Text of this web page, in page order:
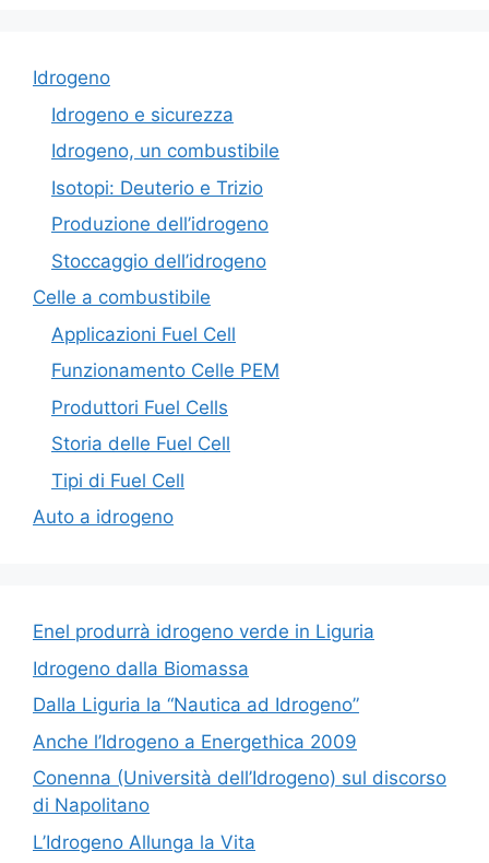
Idrogeno
Idrogeno e sicurezza
Idrogeno, un combustibile
Isotopi: Deuterio e Trizio
Produzione dell’idrogeno
Stoccaggio dell’idrogeno
Celle a combustibile
Applicazioni Fuel Cell
Funzionamento Celle PEM
Produttori Fuel Cells
Storia delle Fuel Cell
Tipi di Fuel Cell
Auto a idrogeno
Enel produrrà idrogeno verde in Liguria
Idrogeno dalla Biomassa
Dalla Liguria la “Nautica ad Idrogeno”
Anche l’Idrogeno a Energethica 2009
Conenna (Università dell’Idrogeno) sul discorso
di Napolitano
L’Idrogeno Allunga la Vita